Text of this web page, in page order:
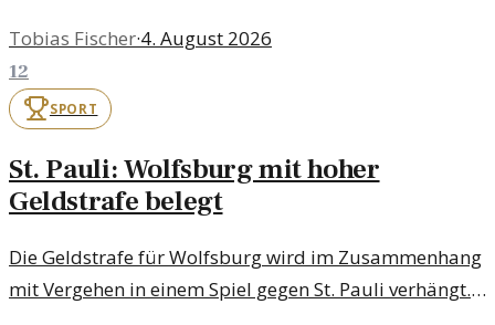
im Kontext der UNO und internationaler
Menschenrechte.
Tobias Fischer·4. August 2026
12
SPORT
St. Pauli: Wolfsburg mit hoher
Geldstrafe belegt
Die Geldstrafe für Wolfsburg wird im Zusammenhang
mit Vergehen in einem Spiel gegen St. Pauli verhängt.